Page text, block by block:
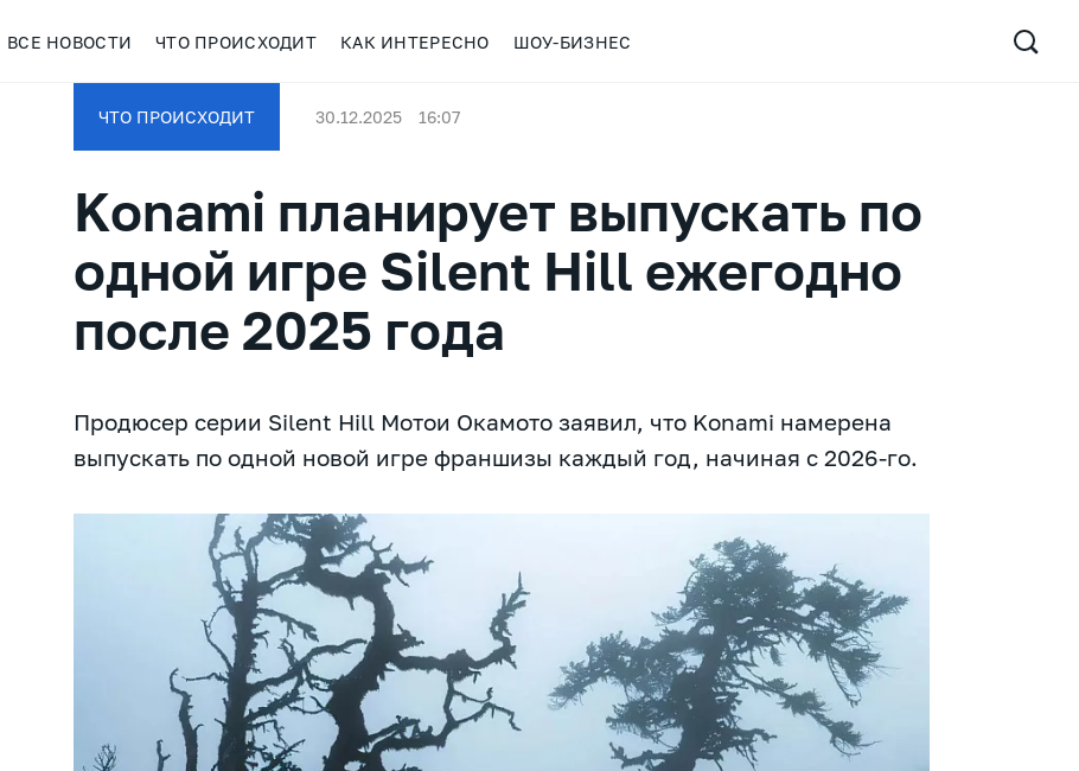
ВСЕ НОВОСТИ ЧТО ПРОИСХОДИТ КАК ИНТЕРЕСНО ШОУ-БИЗНЕС
ЧТО ПРОИСХОДИТ 30.12.2025 16:07
Konami планирует выпускать по
одной игре Silent Hill ежегодно
после 2025 года
Продюсер серии Silent Hill Мотои Окамото заявил, что Konami намерена
выпускать по одной новой игре франшизы каждый год, начиная с 2026-го.